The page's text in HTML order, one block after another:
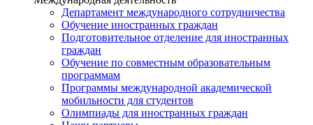
Департамент международного сотрудничества
Обучение иностранных граждан
Подготовительное отделение для иностранных
граждан
Обучение по совместным образовательным
программам
Программы международной академической
мобильности для студентов
Олимпиады для иностранных граждан